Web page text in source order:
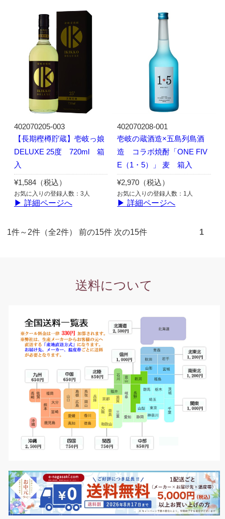
402070205-003
【長期樫樽貯蔵】壱岐っ娘
DELUXE 25度 720ml 箱
入
¥1,584（税込）
お気に入りの登録人数：3人
▶ 詳細ページへ
402070208-001
壱岐の蔵酒造×五島列島酒
造 コラボ焼酎「ONE FIV
E（1・5）」 麦 箱入
¥2,970（税込）
お気に入りの登録人数：1人
▶ 詳細ページへ
1件～2件（全2件） 前の15件 次の15件 1
送料について